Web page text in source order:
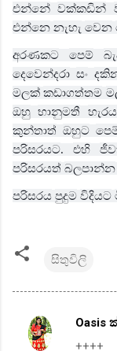
එන්නේ වක්කඩින්
එන්නෙ නැහැ වෙන
අරණකට පෙම්
දෙවෙන්දරා සං
මලක් කඩාගත්තම
ඔහු භානුමතී
කුන්තාත් ඔහුට
පරිසරයට.එහි
පරිසරයත් බලපාන්න
පරිසරය පුදුම විදියට
සිතුවිලි
C
Oasis
++++